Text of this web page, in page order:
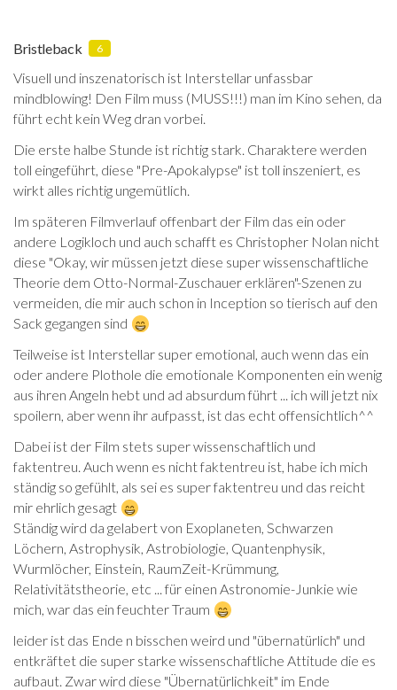
Bristleback 6
Visuell und inszenatorisch ist Interstellar unfassbar
mindblowing! Den Film muss (MUSS!!!) man im Kino sehen, da
führt echt kein Weg dran vorbei.
Die erste halbe Stunde ist richtig stark. Charaktere werden
toll eingeführt, diese "Pre-Apokalypse" ist toll inszeniert, es
wirkt alles richtig ungemütlich.
Im späteren Filmverlauf offenbart der Film das ein oder
andere Logikloch und auch schafft es Christopher Nolan nicht
diese "Okay, wir müssen jetzt diese super wissenschaftliche
Theorie dem Otto-Normal-Zuschauer erklären"-Szenen zu
vermeiden, die mir auch schon in Inception so tierisch auf den
Sack gegangen sind
Teilweise ist Interstellar super emotional, auch wenn das ein
oder andere Plothole die emotionale Komponenten ein wenig
aus ihren Angeln hebt und ad absurdum führt ... ich will jetzt nix
spoilern, aber wenn ihr aufpasst, ist das echt offensichtlich^^
Dabei ist der Film stets super wissenschaftlich und
faktentreu. Auch wenn es nicht faktentreu ist, habe ich mich
ständig so gefühlt, als sei es super faktentreu und das reicht
mir ehrlich gesagt
Ständig wird da gelabert von Exoplaneten, Schwarzen
Löchern, Astrophysik, Astrobiologie, Quantenphysik,
Wurmlöcher, Einstein, RaumZeit-Krümmung,
Relativitätstheorie, etc ... für einen Astronomie-Junkie wie
mich, war das ein feuchter Traum
leider ist das Ende n bisschen weird und "übernatürlich" und
entkräftet die super starke wissenschaftliche Attitude die es
aufbaut. Zwar wird diese "Übernatürlichkeit" im Ende